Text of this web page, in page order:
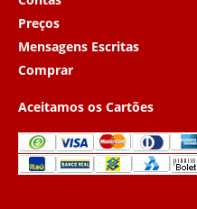
Preços
Mensagens Escritas
Comprar
Aceitamos os Cartões